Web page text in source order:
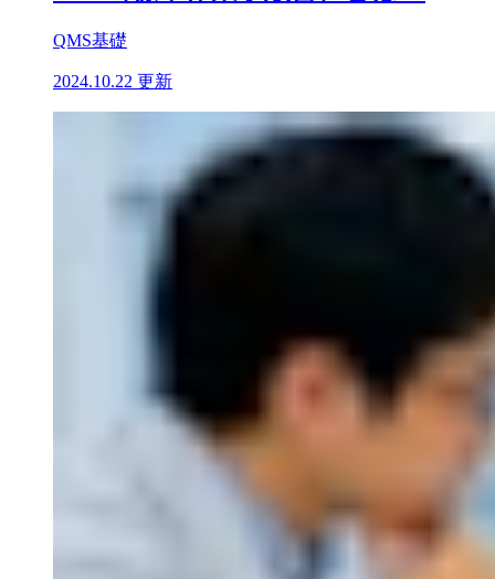
QMS基礎
2024.10.22 更新